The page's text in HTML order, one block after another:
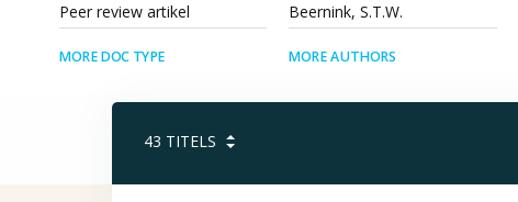
Peer review artikel
MORE DOC TYPE
Beernink, S.T.W.
MORE AUTHORS
43 TITELS